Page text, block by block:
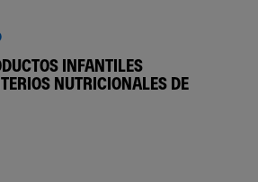
INFANTILES
NUTRICIONALES DE